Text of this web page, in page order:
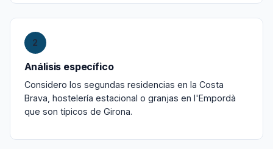
2
Análisis específico
Considero los segundas residencias en la Costa
Brava, hostelería estacional o granjas en l'Empordà
que son típicos de Girona.